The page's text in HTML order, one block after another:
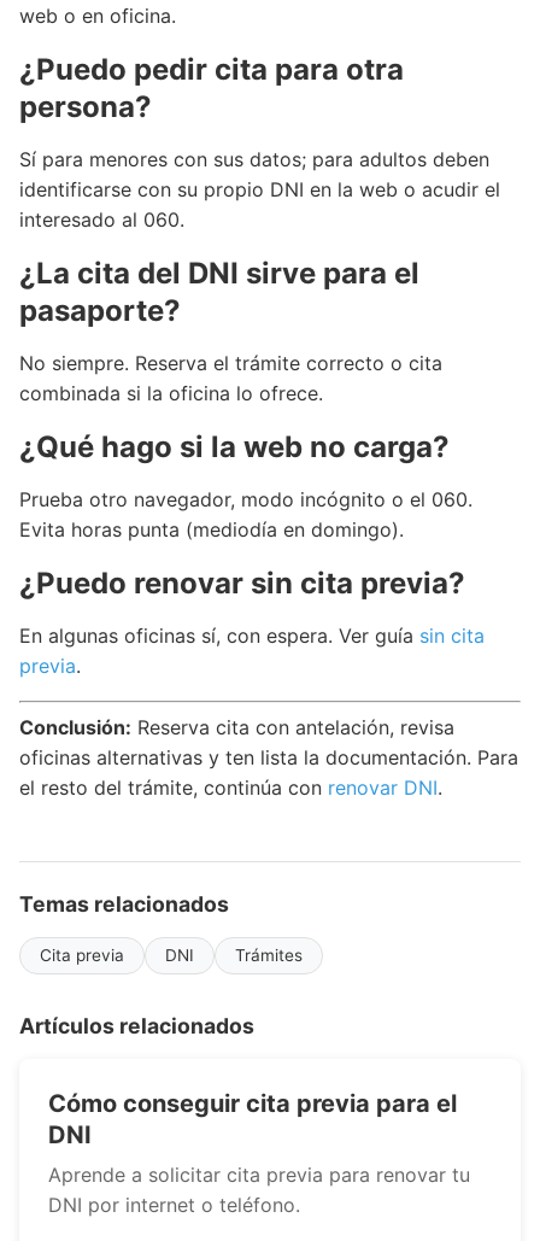
web o en oficina.
¿Puedo pedir cita para otra
persona?
Sí para menores con sus datos; para adultos deben
identificarse con su propio DNI en la web o acudir el
interesado al 060.
¿La cita del DNI sirve para el
pasaporte?
No siempre. Reserva el trámite correcto o cita
combinada si la oficina lo ofrece.
¿Qué hago si la web no carga?
Prueba otro navegador, modo incógnito o el 060.
Evita horas punta (mediodía en domingo).
¿Puedo renovar sin cita previa?
En algunas oficinas sí, con espera. Ver guía sin cita
previa.
Conclusión: Reserva cita con antelación, revisa
oficinas alternativas y ten lista la documentación. Para
el resto del trámite, continúa con renovar DNI.
Temas relacionados
Cita previa DNI Trámites
Artículos relacionados
Cómo conseguir cita previa para el
DNI
Aprende a solicitar cita previa para renovar tu
DNI por internet o teléfono.